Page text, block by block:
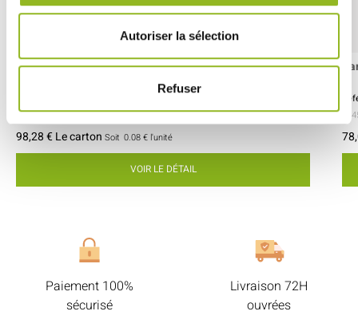
Autoriser la sélection
Refuser
Barquette à frites Ecokraft 133x92x40 mm
- 133x92x40 mm- Carton- 1200 pièces / carton
98,28 € Le carton Soit 0.08 € l'unité
VOIR LE DÉTAIL
-
Paiement 100%
sécurisé
Livraison 72H
ouvrées